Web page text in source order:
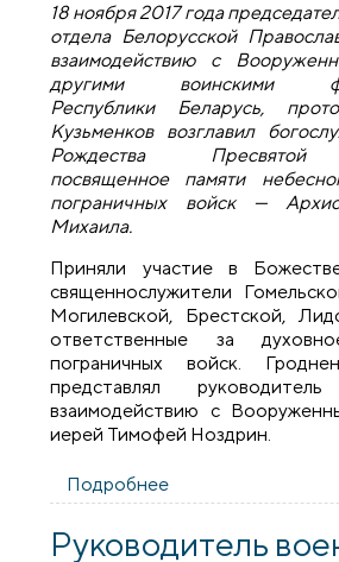
18 ноября 2017 года
отдела Белорусской
взаимодействию с
другими воинскими
Республики Беларусь,
Кузьменков возглавил
Рождества Пресвятой
посвященное памяти
пограничных войск —
Михаила.
Приняли участие в
священнослужители
Могилевской, Брестской,
ответственные за
пограничных войск.
представлял
взаимодействию с
иерей Тимофей Ноздрин.
Подробнее
Гродненской
посвященной
Руководитель